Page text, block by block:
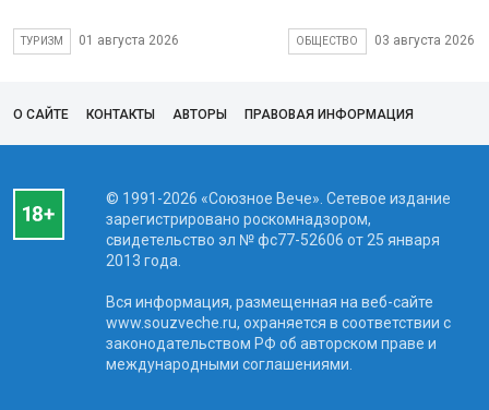
ТУРИЗМ 01 августа 2026 ОБЩЕСТВО 03 августа 2026
О САЙТЕ КОНТАКТЫ АВТОРЫ ПРАВОВАЯ ИНФОРМАЦИЯ
© 1991-2026 «Союзное Вече». Сетевое издание
зарегистрировано роскомнадзором,
свидетельство эл № фc77-52606 от 25 января
2013 года.
Вся информация, размещенная на веб-сайте
www.souzveche.ru, охраняется в соответствии с
законодательством РФ об авторском праве и
международными соглашениями.